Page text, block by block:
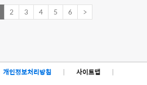
2 3 4 5 6 >
개인정보처리방침 | 사이트맵
|